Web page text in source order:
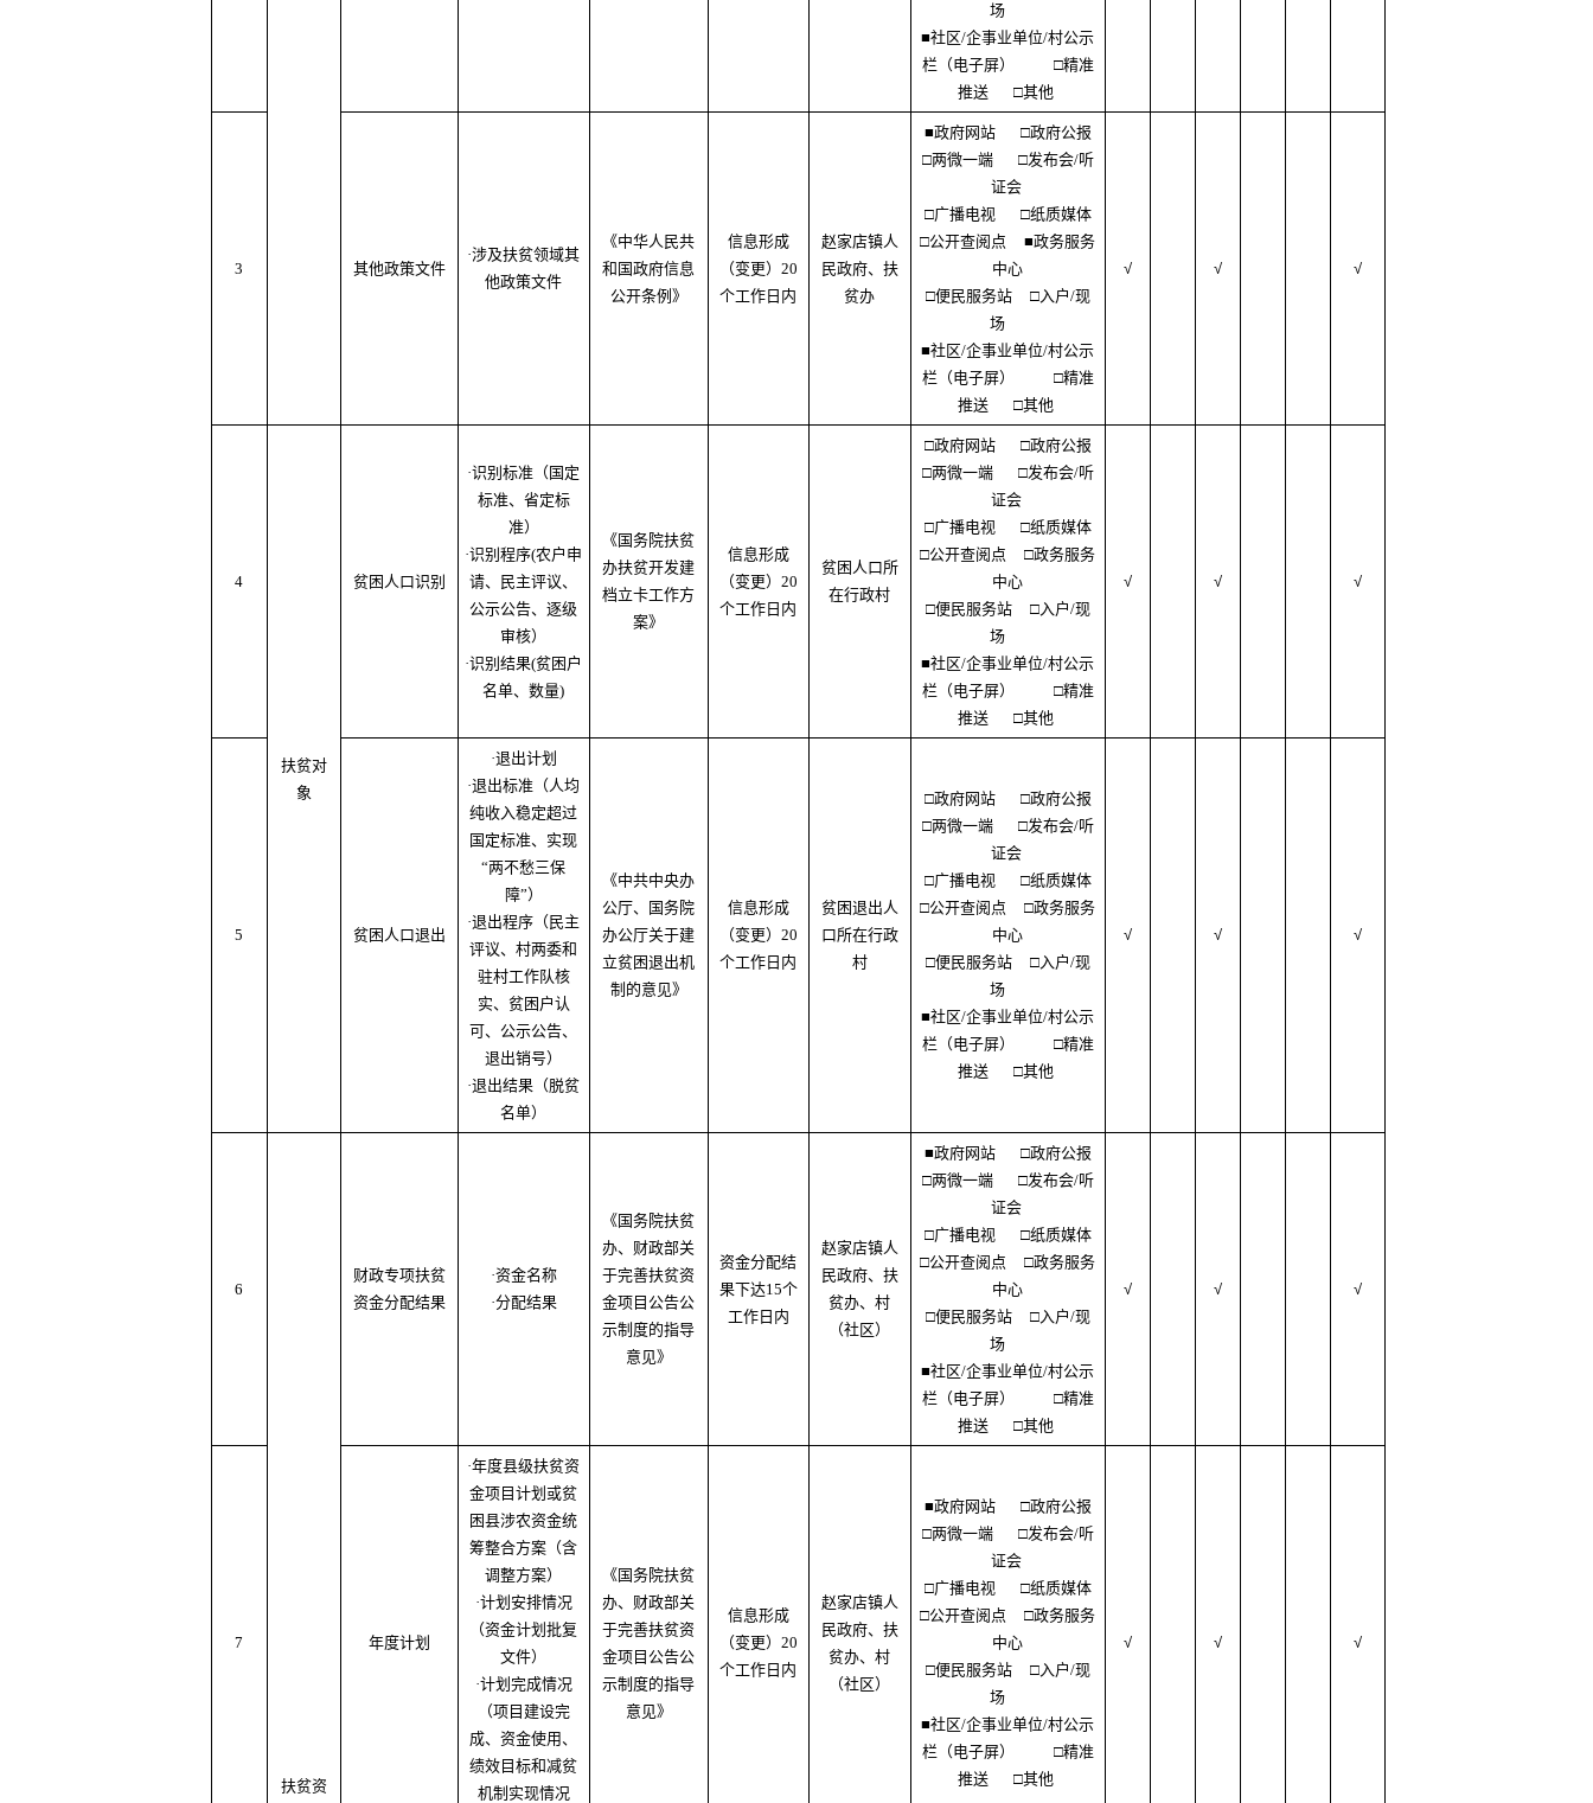
场
■社区/企事业单位/村公示
栏（电子屏）
□精准
推送
□其他
3 其他政策文件
·涉及扶贫领域其
他政策文件
《中华人民共
和国政府信息
公开条例》
信息形成
（变更）20
个工作日内
赵家店镇人
民政府、扶
贫办
■政府网站
□政府公报
□两微一端
□发布会/听
证会
□广播电视
□纸质媒体
□公开查阅点
■政务服务
中心
□便民服务站
□入户/现
场
■社区/企事业单位/村公示
栏（电子屏）
□精准
推送
□其他
√ √ √
4
扶贫对
象
贫困人口识别
·识别标准（国定
标准、省定标
准）
·识别程序(农户申
请、民主评议、
公示公告、逐级
审核）
·识别结果(贫困户
名单、数量)
《国务院扶贫
办扶贫开发建
档立卡工作方
案》
信息形成
（变更）20
个工作日内
贫困人口所
在行政村
□政府网站
□政府公报
□两微一端
□发布会/听
证会
□广播电视
□纸质媒体
□公开查阅点
□政务服务
中心
□便民服务站
□入户/现
场
■社区/企事业单位/村公示
栏（电子屏）
□精准
推送
□其他
√ √ √
5 贫困人口退出
·退出计划
·退出标准（人均
纯收入稳定超过
国定标准、实现
“两不愁三保
障”）
·退出程序（民主
评议、村两委和
驻村工作队核
实、贫困户认
可、公示公告、
退出销号）
·退出结果（脱贫
名单）
《中共中央办
公厅、国务院
办公厅关于建
立贫困退出机
制的意见》
信息形成
（变更）20
个工作日内
贫困退出人
口所在行政
村
□政府网站
□政府公报
□两微一端
□发布会/听
证会
□广播电视
□纸质媒体
□公开查阅点
□政务服务
中心
□便民服务站
□入户/现
场
■社区/企事业单位/村公示
栏（电子屏）
□精准
推送
□其他
√ √ √
6
扶贫资
财政专项扶贫
资金分配结果
·资金名称
·分配结果
《国务院扶贫
办、财政部关
于完善扶贫资
金项目公告公
示制度的指导
意见》
资金分配结
果下达15个
工作日内
赵家店镇人
民政府、扶
贫办、村
（社区）
■政府网站
□政府公报
□两微一端
□发布会/听
证会
□广播电视
□纸质媒体
□公开查阅点
□政务服务
中心
□便民服务站
□入户/现
场
■社区/企事业单位/村公示
栏（电子屏）
□精准
推送
□其他
√ √ √
7 年度计划
·年度县级扶贫资
金项目计划或贫
困县涉农资金统
筹整合方案（含
调整方案）
·计划安排情况
（资金计划批复
文件）
·计划完成情况
（项目建设完
成、资金使用、
绩效目标和减贫
机制实现情况
《国务院扶贫
办、财政部关
于完善扶贫资
金项目公告公
示制度的指导
意见》
信息形成
（变更）20
个工作日内
赵家店镇人
民政府、扶
贫办、村
（社区）
■政府网站
□政府公报
□两微一端
□发布会/听
证会
□广播电视
□纸质媒体
□公开查阅点
□政务服务
中心
□便民服务站
□入户/现
场
■社区/企事业单位/村公示
栏（电子屏）
□精准
推送
□其他
√ √ √